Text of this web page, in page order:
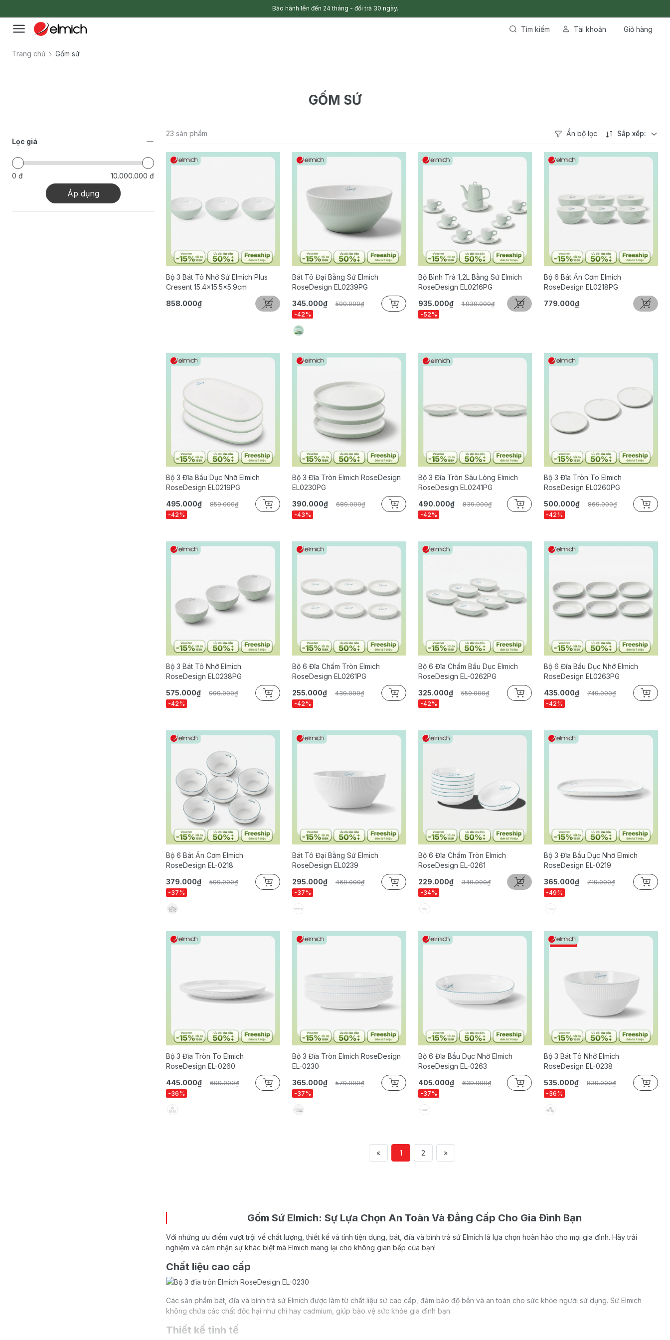
Bảo hành lên đến 24 tháng - đổi trả 30 ngày.
Tìm kiếm Tài khoản Giỏ hàng
Trang chủ Gốm sứ
GỐM SỨ
23 sản phẩm Ẩn bộ lọc Sắp xếp:
Bộ 3 Bát Tô Nhỡ Sứ Elmich Plus
Cresent 15.4x15.5x5.9cm
858.000₫
Bát Tô Đại Bằng Sứ Elmich
RoseDesign EL0239PG
345.000₫
599.000₫
-42%
Bộ Bình Trà 1,2L Bằng Sứ Elmich
RoseDesign EL0216PG
935.000₫
1.939.000₫
-52%
Bộ 6 Bát Ăn Cơm Elmich
RoseDesign EL0218PG
779.000₫
Bộ 3 Đĩa Bầu Dục Nhỡ Elmich
RoseDesign EL0219PG
495.000₫
859.000₫
-42%
Bộ 3 Đĩa Tròn Elmich RoseDesign
EL0230PG
390.000₫
689.000₫
-43%
Bộ 3 Đĩa Tròn Sâu Lòng Elmich
RoseDesign EL0241PG
490.000₫
839.000₫
-42%
Bộ 3 Đĩa Tròn To Elmich
RoseDesign EL0260PG
500.000₫
869.000₫
-42%
Bộ 3 Bát Tô Nhỡ Elmich
RoseDesign EL0238PG
575.000₫
999.000₫
-42%
Bộ 6 Đĩa Chấm Tròn Elmich
RoseDesign EL0261PG
255.000₫
439.000₫
-42%
Bộ 6 Đĩa Chấm Bầu Dục Elmich
RoseDesign EL-0262PG
325.000₫
559.000₫
-42%
Bộ 6 Đĩa Bầu Dục Nhỡ Elmich
RoseDesign EL0263PG
435.000₫
749.000₫
-42%
Bộ 6 Bát Ăn Cơm Elmich
RoseDesign EL-0218
379.000₫
599.000₫
-37%
Bát Tô Đại Bằng Sứ Elmich
RoseDesign EL0239
295.000₫
469.000₫
-37%
Bộ 6 Đĩa Chấm Tròn Elmich
RoseDesign EL-0261
229.000₫
349.000₫
-34%
Bộ 3 Đĩa Bầu Dục Nhỡ Elmich
RoseDesign EL-0219
365.000₫
719.000₫
-49%
Bộ 3 Đĩa Tròn To Elmich
RoseDesign EL-0260
445.000₫
699.000₫
-36%
Bộ 3 Đĩa Tròn Elmich RoseDesign
EL-0230
365.000₫
579.000₫
-37%
Bộ 6 Đĩa Bầu Dục Nhỡ Elmich
RoseDesign EL-0263
405.000₫
639.000₫
-37%
CÒN ÍT
Bộ 3 Bát Tô Nhỡ Elmich
RoseDesign EL-0238
535.000₫
839.000₫
-36%
« 1 2 »
Gốm Sứ Elmich: Sự Lựa Chọn An Toàn Và Đẳng Cấp Cho Gia Đình Bạn
Với những ưu điểm vượt trội về chất lượng, thiết kế và tính tiện dụng, bát, đĩa và bình trà sứ Elmich là lựa chọn hoàn hảo cho mọi gia đình. Hãy trải
nghiệm và cảm nhận sự khác biệt mà Elmich mang lại cho không gian bếp của bạn!
Chất liệu cao cấp
Các sản phẩm bát, đĩa và bình trà sứ Elmich được làm từ chất liệu sứ cao cấp, đảm bảo độ bền và an toàn cho sức khỏe người sử dụng. Sứ Elmich
không chứa các chất độc hại như chì hay cadmium, giúp bảo vệ sức khỏe gia đình bạn.
Thiết kế tinh tế
Lọc giá
0 đ 10.000.000 đ
Áp dụng